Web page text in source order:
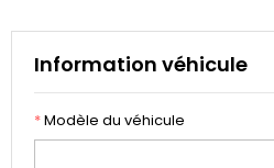
Information véhicule
*Modèle du véhicule